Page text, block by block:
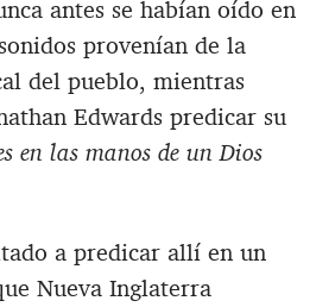
antes se habían oído en
provenían de la
del pueblo, mientras
Edwards predicar su
en las manos de un Dios
a predicar allí en un
Nueva Inglaterra